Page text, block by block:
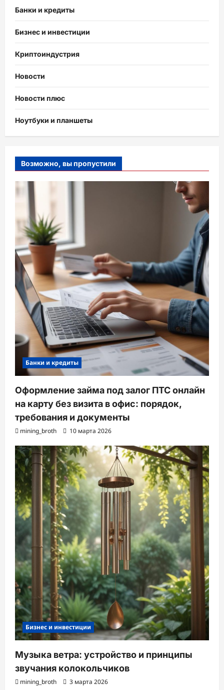
Банки и кредиты
Бизнес и инвестиции
Криптоиндустрия
Новости
Новости плюс
Ноутбуки и планшеты
Возможно, вы пропустили
Банки и кредиты
Оформление займа под залог ПТС онлайн
на карту без визита в офис: порядок,
требования и документы
mining_broth 10 марта 2026
Бизнес и инвестиции
Музыка ветра: устройство и принципы
звучания колокольчиков
mining_broth 3 марта 2026